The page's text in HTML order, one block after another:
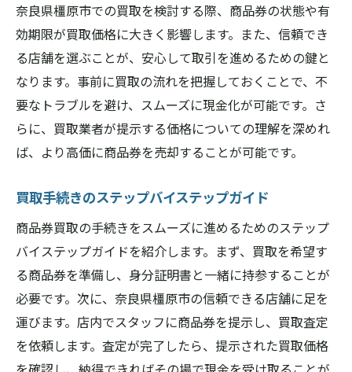
信頼できる査定士の見極め方
オンライン査定と店舗査定の違い
コストパフォーマンスの良い店舗を探すコ
ツ
奈良県橿原市で信頼性の高い商品券買取店を見
つける方法
公式サイトの情報から判断するポイント
SNSを活用して最新情報をキャッチ
知人の紹介を受けるメリット
地元商店街と連携した店舗の特長
リピーターが多い店舗の特徴
商品券買取の際に知っておくべき価値を最大限
に引き出すコツ
奈良県橿原市での買取を検討する際、商品券の状態や有
効期限が買取価格に大きく影響します。また、信頼でき
る店舗を選ぶことが、安心して取引を進めるための鍵と
なります。事前に買取の流れを把握しておくことで、不
要なトラブルを避け、スムーズに現金化が可能です。さ
らに、買取業者が提示する価格についての理解を深めれ
ば、より高価に商品券を売却することが可能です。
買取手続きのステップバイステップガイド
商品券買取の手続きをスムーズに進めるためのステップ
バイステップガイドを紹介します。まず、買取を希望す
る商品券を準備し、身分証明書と一緒に持参することが
必要です。次に、奈良県橿原市の信頼できる店舗に足を
運びます。店内でスタッフに商品券を提示し、買取査定
を依頼します。査定が完了したら、提示された買取価格